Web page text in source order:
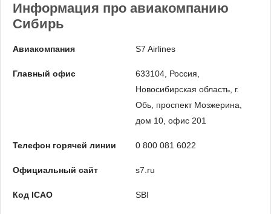
Информация про авиакомпанию
Сибирь
Авиакомпания S7 Airlines
Главный офис
633104, Россия,
Новосибирская область, г.
Обь, проспект Мозжерина,
дом 10, офис 201
Телефон горячей линии 0 800 081 6022
Официальный сайт s7.ru
Код ICAO SBI